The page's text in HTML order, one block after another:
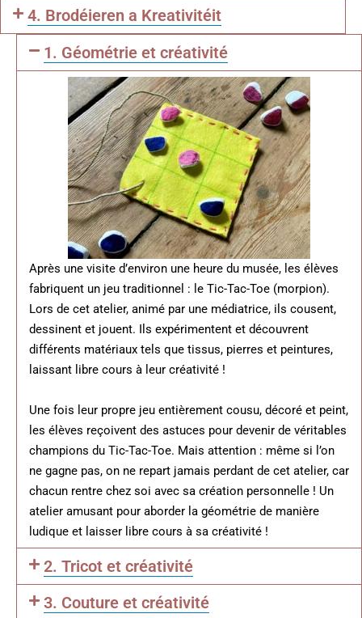
4. Brodéieren a Kreativitéit
1. Géométrie et créativité
Après une visite d’environ une heure du musée, les élèves
fabriquent un jeu traditionnel : le Tic-Tac-Toe (morpion).
Lors de cet atelier, animé par une médiatrice, ils cousent,
dessinent et jouent. Ils expérimentent et découvrent
différents matériaux tels que tissus, pierres et peintures,
laissant libre cours à leur créativité !
Une fois leur propre jeu entièrement cousu, décoré et peint,
les élèves reçoivent des astuces pour devenir de véritables
champions du Tic-Tac-Toe. Mais attention : même si l’on
ne gagne pas, on ne repart jamais perdant de cet atelier, car
chacun rentre chez soi avec sa création personnelle ! Un
atelier amusant pour aborder la géométrie de manière
ludique et laisser libre cours à sa créativité !
2. Tricot et créativité
3. Couture et créativité